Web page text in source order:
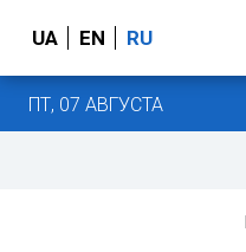
UA EN RU
ПТ, 07 АВГУСТА